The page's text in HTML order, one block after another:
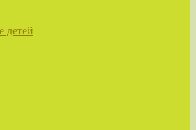
детей